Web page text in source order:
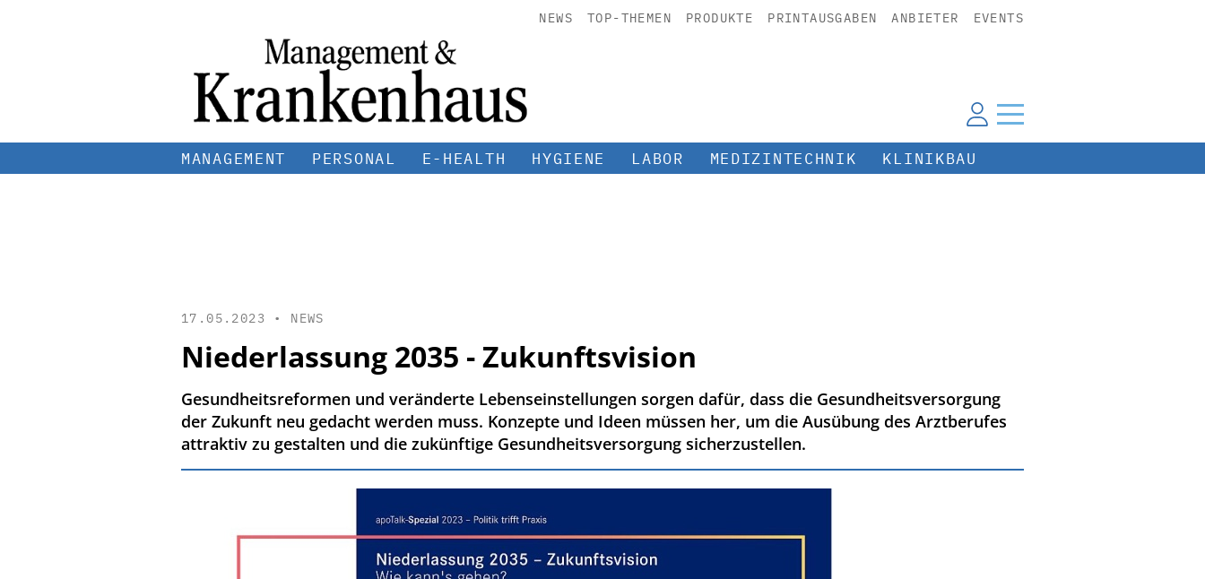
NEWS TOP-THEMEN PRODUKTE PRINTAUSGABEN ANBIETER EVENTS
MANAGEMENT PERSONAL E-HEALTH HYGIENE LABOR MEDIZINTECHNIK KLINIKBAU
17.05.2023 • NEWS
Niederlassung 2035 - Zukunftsvision
Gesundheitsreformen und veränderte Lebenseinstellungen sorgen dafür, dass die Gesundheitsversorgung
der Zukunft neu gedacht werden muss. Konzepte und Ideen müssen her, um die Ausübung des Arztberufes
attraktiv zu gestalten und die zukünftige Gesundheitsversorgung sicherzustellen.